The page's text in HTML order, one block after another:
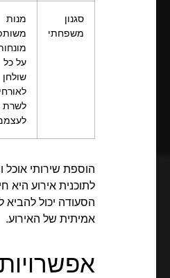
סגנון
משפחתי
מנות
על כל
שולחן
לשרת
הוספת שירותי אוכל
לתוכנית אירוע היא
הסעודה יכול להביא
אמיתית של האירוע.
אפשרויות